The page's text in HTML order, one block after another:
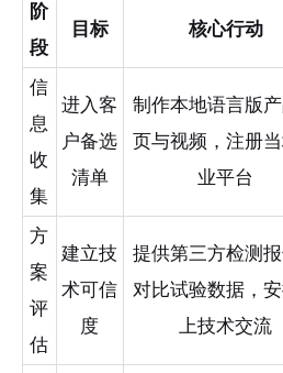
阶
段
目标 核心行动
信
息
收
集
进入客
户备选
清单
制作本地语言版
页与视频，注册
业平台
方
案
评
估
建立技
术可信
度
提供第三方检测报
对比试验数据，
上技术交流